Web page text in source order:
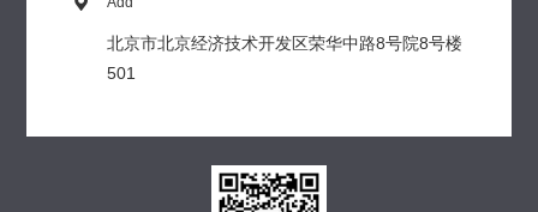
北京市北京经济技术开发区荣华中路8号院8号楼
501